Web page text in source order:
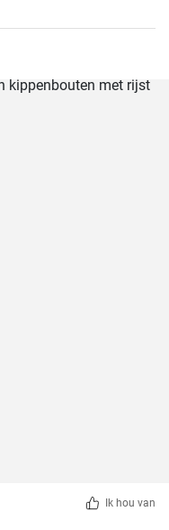
Ik hou van